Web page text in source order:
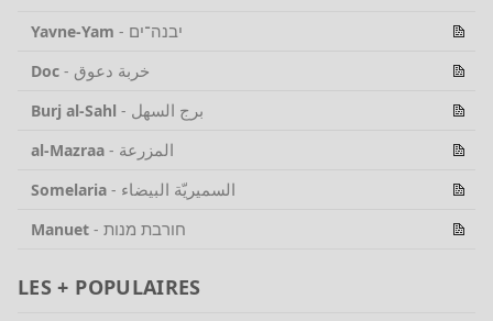
Yavne-Yam - יבנה־ים
Doc - خربة دعوق
Burj al-Sahl - برج السهل
al-Mazraa - المزرعة
Somelaria - السميريّة البيضاء
Manuet - חורבת מנות
LES + POPULAIRES